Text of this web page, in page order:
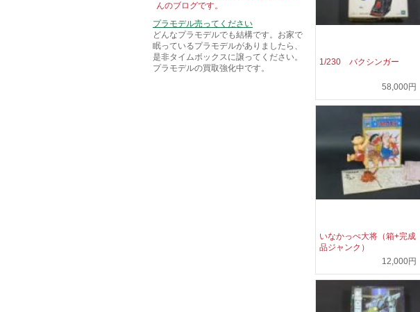
んのブログです。
プラモデル売ってください
どんなプラモデルでも結構です。お家で
眠っているプラモデルがありましたら、
是非タイムボックスに譲ってください。
プラモデルの買取強化中です。
1/230 バクシンガー
58,000円
いなかっぺ大将（箱+完成
品ジャンク）
12,000円